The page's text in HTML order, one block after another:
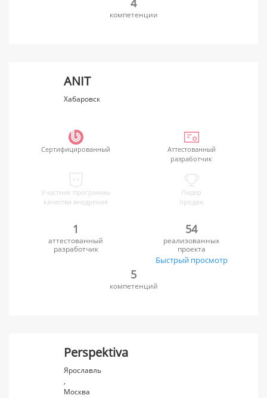
4
компетенции
ANIT
Хабаровск
Сертифицированный
Аттестованный
разработчик
Участник программы
качества внедрения
Лидер
продаж
1
аттестованный
разработчик
54
реализованных
проекта
Быстрый просмотр
5
компетенций
Perspektiva
Ярославль
,
Москва